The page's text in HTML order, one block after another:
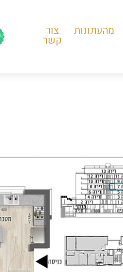
מהעתונות צור
קשר